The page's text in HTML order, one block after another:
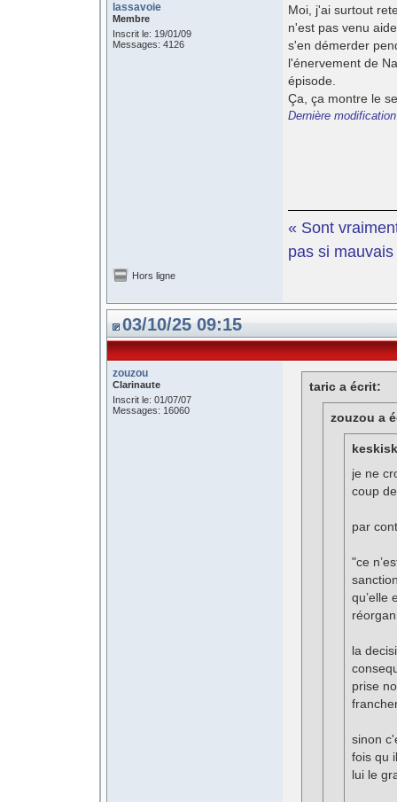
lassavoie
Membre
Inscrit le: 19/01/09
Messages: 4126
Moi, j'ai surtout
n'est pas venu
s'en démerder
l'énervement de
épisode.
Ça, ça montre le
Dernière
« Sont
pas si
Hors ligne
03/10/25 09:15
zouzou
Clarinaute
Inscrit le: 01/07/07
Messages: 16060
taric a écrit:
zouzou a
je ne
coup
par
"ce
qu’elle
la
prise
sinon
fois qu
lui le